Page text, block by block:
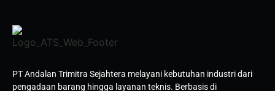
PT Andalan Trimitra Sejahtera melayani kebutuhan industri dari
pengadaan barang hingga layanan teknis. Berbasis di